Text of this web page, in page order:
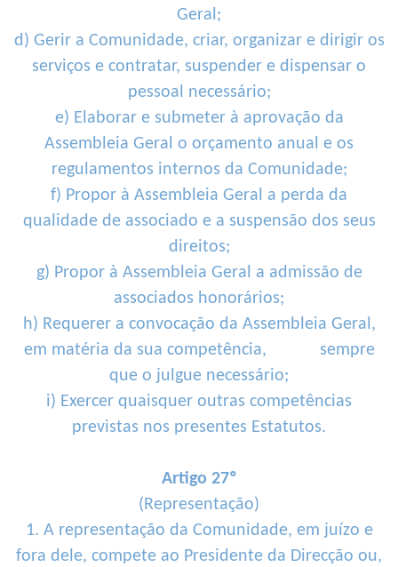
Geral;
d) Gerir a Comunidade, criar, organizar e dirigir os
serviços e contratar, suspender e dispensar o
pessoal necessário;
e) Elaborar e submeter à aprovação da
Assembleia Geral o orçamento anual e os
regulamentos internos da Comunidade;
f) Propor à Assembleia Geral a perda da
qualidade de associado e a suspensão dos seus
direitos;
g) Propor à Assembleia Geral a admissão de
associados honorários;
h) Requerer a convocação da Assembleia Geral,
em matéria da sua competência, sempre
que o julgue necessário;
i) Exercer quaisquer outras competências
previstas nos presentes Estatutos.
Artigo 27º
(Representação)
1. A representação da Comunidade, em juízo e
fora dele, compete ao Presidente da Direcção ou,